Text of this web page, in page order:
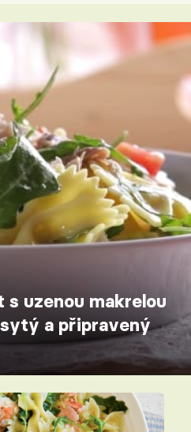
uzenou makrelou
a připravený